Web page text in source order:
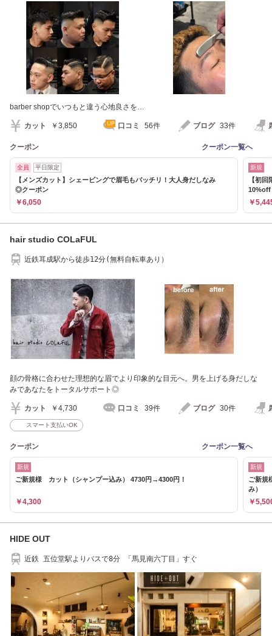
barber shopでいつもと違う心地良さを…
カット ￥3,850 口コミ 56件 ブログ 33件
クーポン クーポン一覧へ
全員 平日限定
【メンズカット】シェービングで眉毛もバッチリ！大人身だしなみ
◎クーポン
￥6,050
新規
【初
10%off
￥
hair studio COLaFUL
近鉄耳成駅から徒歩12分(無料自転車あり）
顔の骨格に合わせた理想的な眉でより印象的な目元へ。男を上げる身だしな
みであなたをトータルサポート◎
カット ￥4,730 口コミ 39件 ブログ 30件
スマート支払いOK
クーポン クーポン一覧へ
新規
ご新規様 カット（シャンプー込み） 4730円→4300円！
￥4,300
新規
ご新規
み）
￥
HIDE OUT
近鉄 五位堂駅よりバスで8分 「馬見南六丁目」すぐ